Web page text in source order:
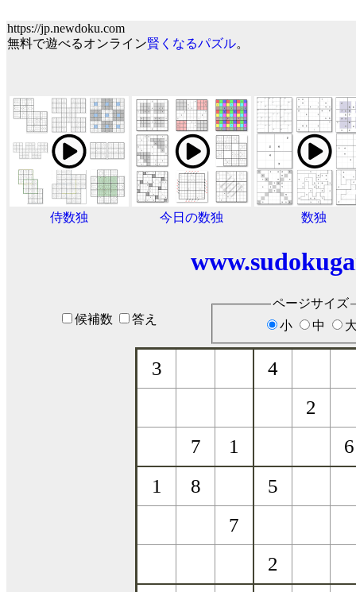
https://jp.newdoku.com
無料で遊べるオンライン賢くなるパズル。
侍数独 今日の数独 数独
候補数 答え
ページサイズ
小
中